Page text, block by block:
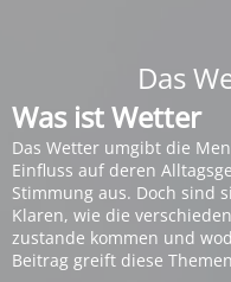
Das
Was ist Wetter
Das Wetter umgibt die
Einfluss auf deren
Stimmung aus. Doch sind
Klaren, wie die
zustande kommen und
Beitrag greift diese